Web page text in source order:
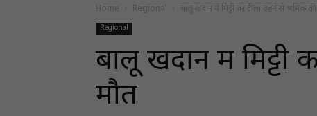
Home Regional बालू खदान में मिट्टी का टीला ढहने से श्रमिक
Regional
बालू खदान में मिट्टी
मौत